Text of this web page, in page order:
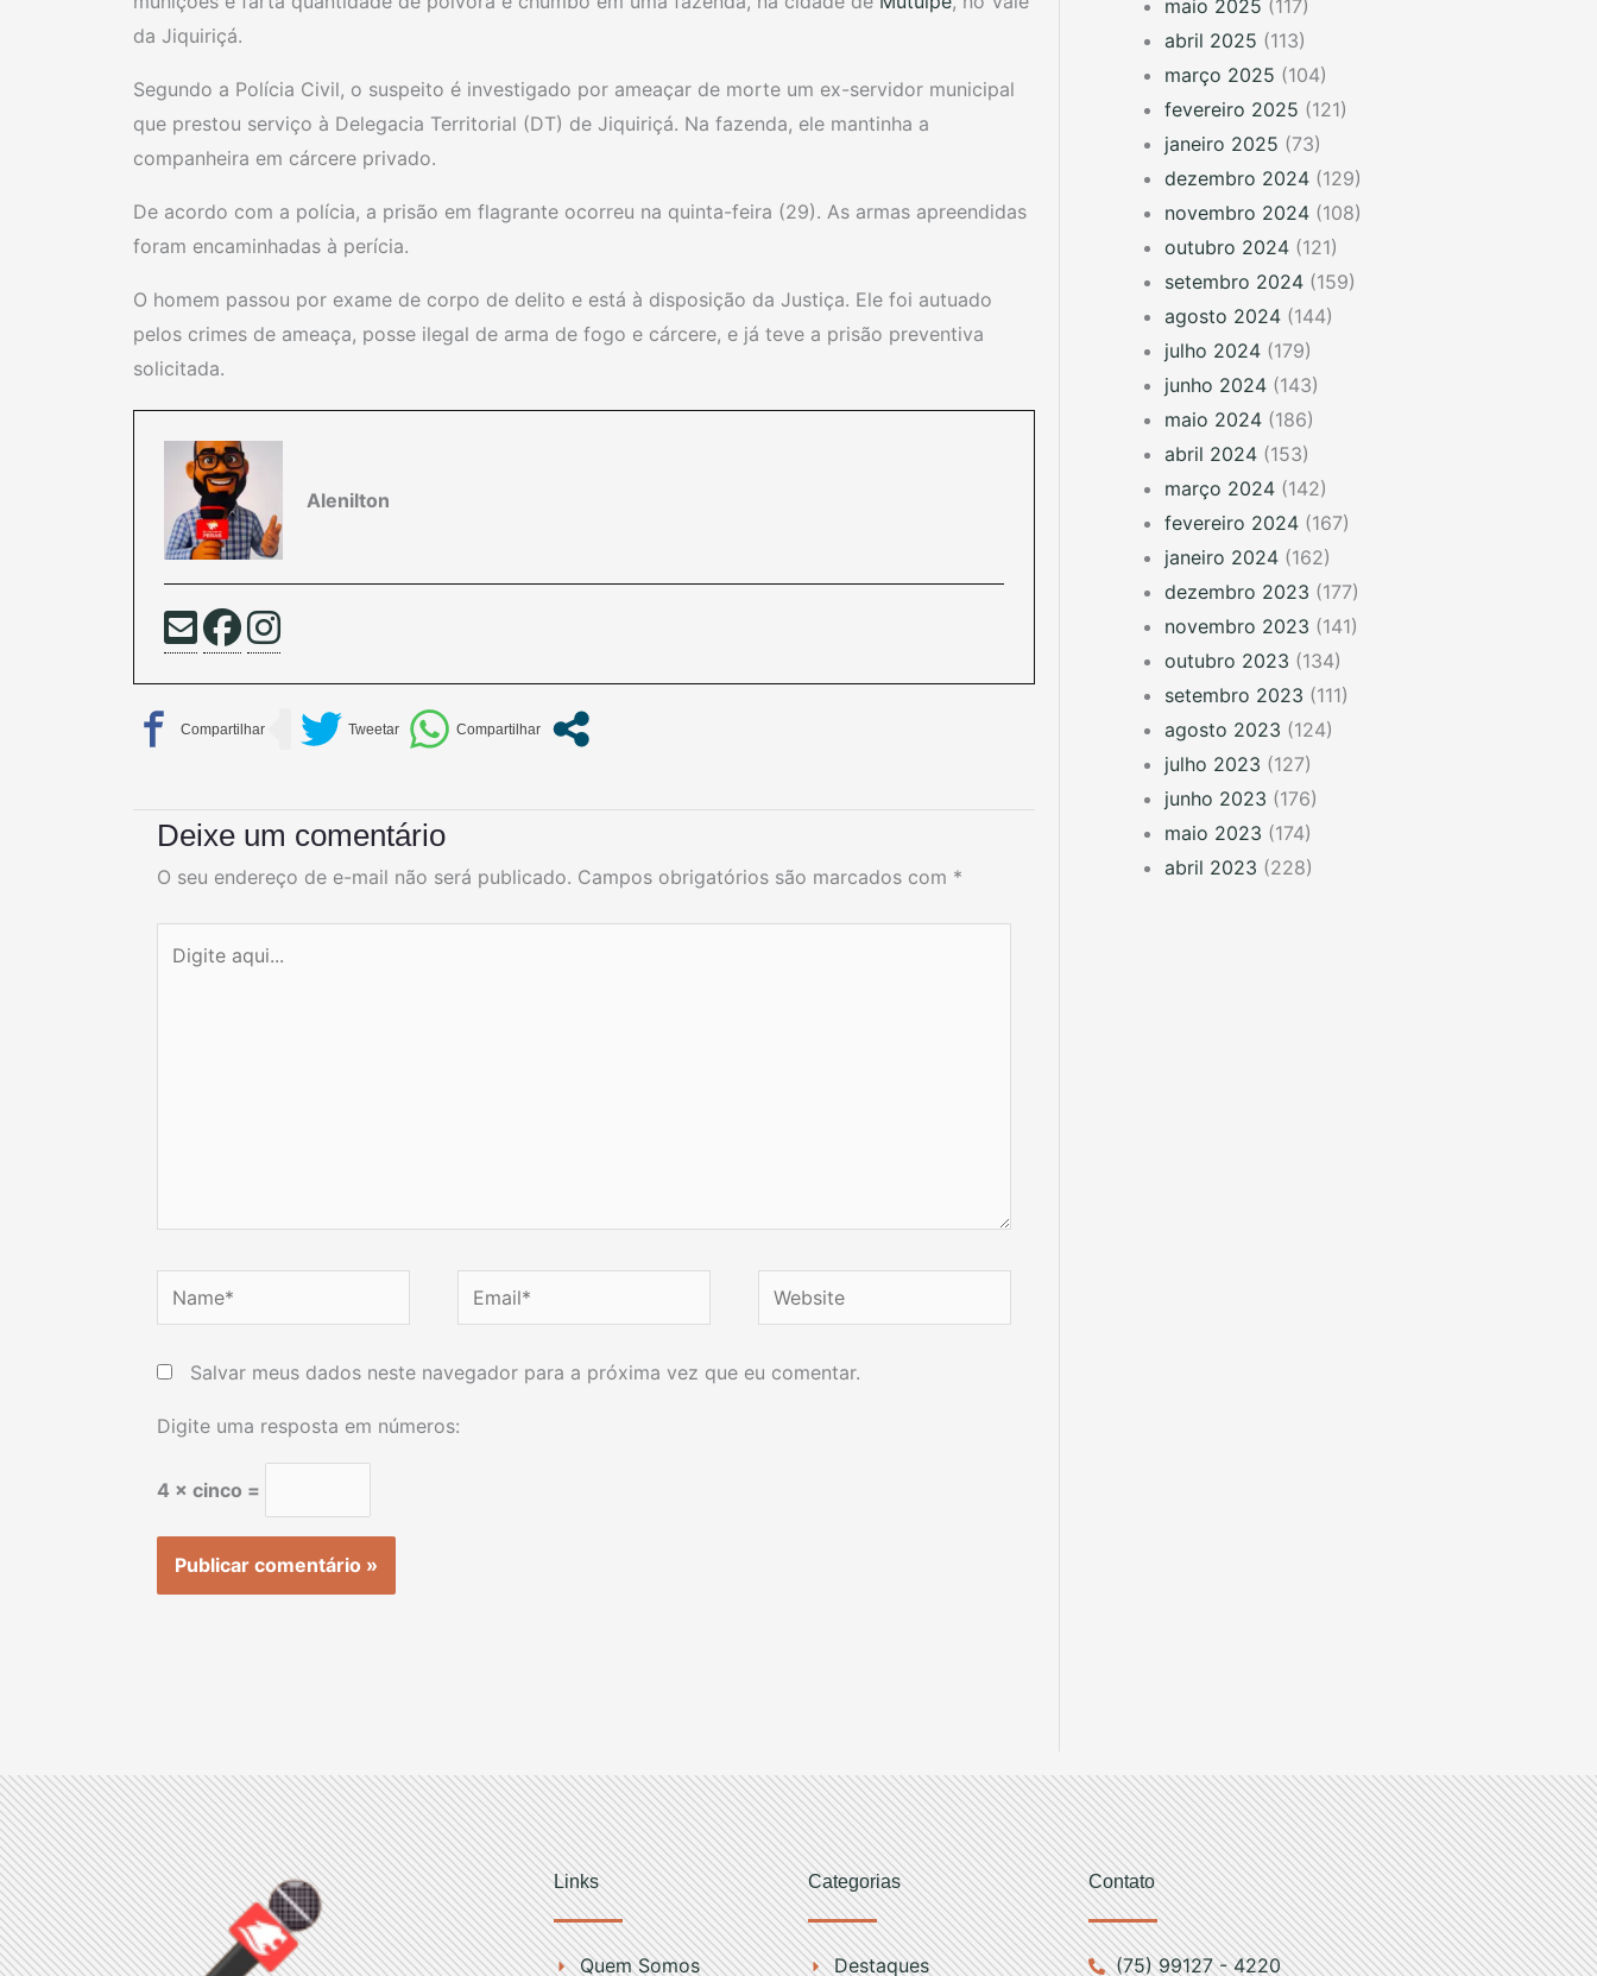
da Jiquiriçá.
Segundo a Polícia Civil, o suspeito é investigado por ameaçar de morte um ex-servidor municipal
que prestou serviço à Delegacia Territorial (DT) de Jiquiriçá. Na fazenda, ele mantinha a
companheira em cárcere privado.
De acordo com a polícia, a prisão em flagrante ocorreu na quinta-feira (29). As armas apreendidas
foram encaminhadas à perícia.
O homem passou por exame de corpo de delito e está à disposição da Justiça. Ele foi autuado
pelos crimes de ameaça, posse ilegal de arma de fogo e cárcere, e já teve a prisão preventiva
solicitada.
Alenilton
Deixe um comentário
O seu endereço de e-mail não será publicado. Campos obrigatórios são marcados com *
aqui...
Name* Email* Website
Salvar meus dados neste navegador para a próxima vez que eu comentar.
Digite uma resposta em números:
4 × cinco =
maio 2025 (117)
abril 2025 (113)
março 2025 (104)
fevereiro 2025 (121)
janeiro 2025 (73)
dezembro 2024 (129)
novembro 2024 (108)
outubro 2024 (121)
setembro 2024 (159)
agosto 2024 (144)
julho 2024 (179)
junho 2024 (143)
maio 2024 (186)
abril 2024 (153)
março 2024 (142)
fevereiro 2024 (167)
janeiro 2024 (162)
dezembro 2023 (177)
novembro 2023 (141)
outubro 2023 (134)
setembro 2023 (111)
agosto 2023 (124)
julho 2023 (127)
junho 2023 (176)
maio 2023 (174)
abril 2023 (228)
Links
Quem Somos
Categorias
Destaques
Contato
(75) 99127 - 4220